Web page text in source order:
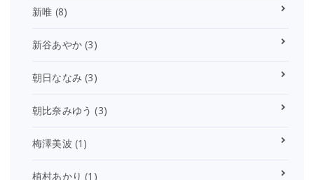
新唯 (8)
新谷あやか (3)
朝日ななみ (3)
朝比奈みゆう (3)
梅澤美波 (1)
植村あかり (1)